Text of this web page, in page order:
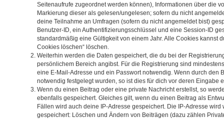
Seitenaufrufe zugeordnet werden können), Informationen über die
Markierung dieser als gelesen/ungelesen; sofern du nicht
deine Teilnahme an Umfragen (sofern du nicht angemeldet bist)
Benutzer-ID, ein Authentifizierungsschlüssel und eine Session-ID
standardmäßig eine Gültigkeit von einem Jahr. Alle Cookies kannst
Cookies löschen“ löschen.
Weiterhin werden die Daten gespeichert, die du bei der
persönlichem Bereich angibst. Für die Registrierung sind
eine E-Mail-Adresse und ein Passwort notwendig. Wenn durch den
notwendig festgelegt wurden, so ist dies für dich vor deren Eingabe
Wenn du einen Beitrag oder eine private Nachricht erstellst, so
ebenfalls gespeichert. Gleiches gilt, wenn du einen Beitrag als
Fällen wird auch deine IP-Adresse gespeichert. Die IP-Adresse
gespeichert: Löschen und Ändern von Beiträgen (dazu zählen